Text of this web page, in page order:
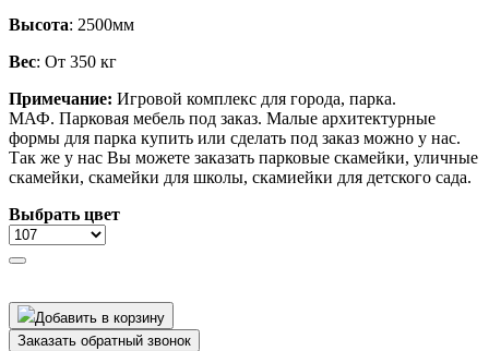
Высота: 2500мм
Вес: От 350 кг
Примечание: Игровой комплекс для города, парка.
МАФ. Парковая мебель под заказ. Малые архитектурные
формы для парка купить или сделать под заказ можно у нас.
Так же у нас Вы можете заказать парковые скамейки, уличные
скамейки, скамейки для школы, скамиейки для детского сада.
Выбрать цвет
Добавить в корзину
Заказать обратный звонок